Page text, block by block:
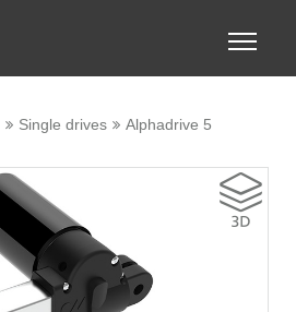
Toggle
Single drives Alphadrive 5